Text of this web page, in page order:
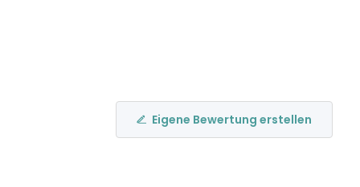
Eigene Bewertung erstellen